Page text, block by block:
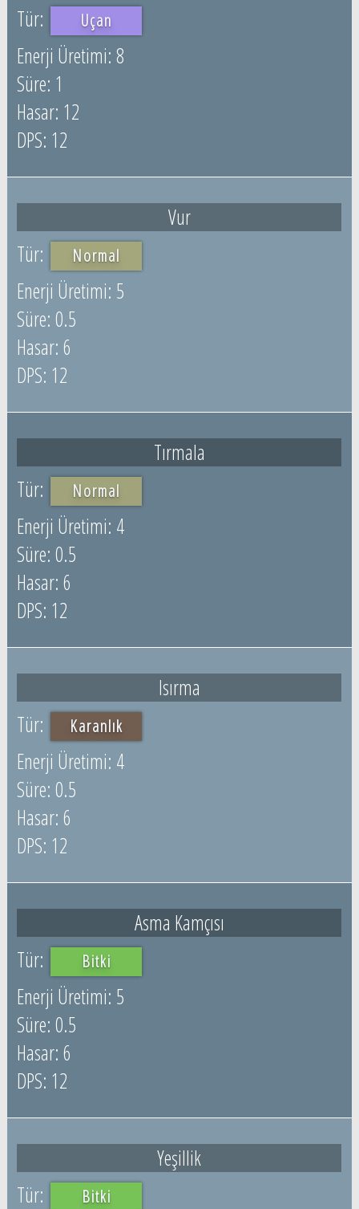
Uçan
8
1
12
12
Vur
Normal
5
0.5
6
12
Tırmala
Normal
4
0.5
6
12
Isırma
Karanlık
4
0.5
6
12
Asma Kamçısı
Bitki
5
0.5
6
12
Yeşillik
Bitki